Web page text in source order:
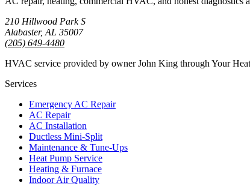
210 Hillwood Park S
Alabaster, AL 35007
(205) 649-4480
HVAC service provided by owner John King through Your
Services
Emergency AC Repair
AC Repair
AC Installation
Ductless Mini-Split
Maintenance & Tune-Ups
Heat Pump Service
Heating & Furnace
Indoor Air Quality